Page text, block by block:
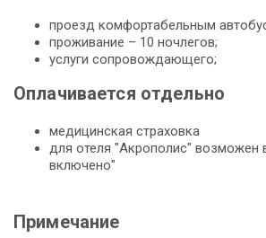
проезд комфортабельным
проживание – 10 ночлегов;
услуги сопровождающего;
Оплачивается отдельно
медицинская страховка
для отеля "Акрополис" возможен
включено"
Примечание